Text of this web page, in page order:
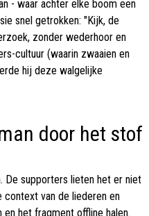
- waar achter elke boom een
snel getrokken: "Kijk, de
zonder wederhoor en
cultuur (waarin zwaaien en
hij deze walgelijke
door het stof
De supporters lieten het er niet
van de liederen en
het fragment offline halen.